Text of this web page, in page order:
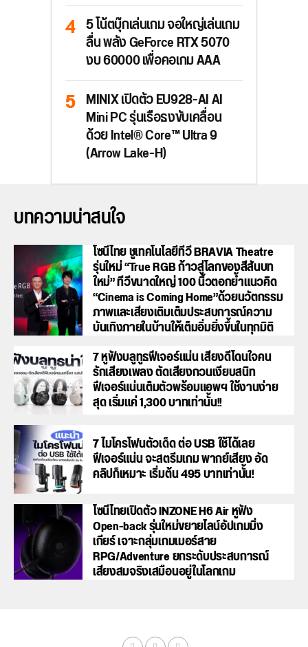
5 โน้ตบุ๊กเล่นเกม จอใหญ่เล่นเกม
ลื่น พลัง GeForce RTX 5070
งบ 60000 เพื่อคอเกม AAA
MINIX เปิดตัว EU928-AI AI
Mini PC รุ่นเรือธงขับเคลื่อน
ด้วย Intel® Core™ Ultra 9
(Arrow Lake-H)
บทความน่าสนใจ
โซนี่ไทย ชูเทคโนโลยีทีวี BRAVIA Theatre
รุ่นใหม่ “True RGB ก้าวสู่โลกของสีสันบท
ใหม่” ทีวีขนาดใหญ่ 100 นิ้วตอกย้ำแนวคิด
“Cinema is Coming Home”ด้วยนวัตกรรม
ภาพและเสียงเติมเต็มประสบการณ์ความ
บันเทิงภายในบ้านให้เต็มอิ่มยิ่งขึ้นในทุกมิติ
7 หูฟังบลูทูธฟีเจอร์แน่น เสียงดีโดนใจคน
รักเสียงเพลง ตัดเสียงกวนเงียบสนิท
ฟีเจอร์แน่นเต็มตัวพร้อมแอพฯ ใช้งานง่าย
สุด เริ่มแค่ 1,300 บาทเท่านั้น!!
7 ไมโครโฟนตัวเด็ด ต่อ USB ใช้ได้เลย
ฟีเจอร์แน่น จะสตรีมเกม พากย์เสียง อัด
คลิปก็เหมาะ เริ่มต้น 495 บาทเท่านั้น!
โซนี่ไทยเปิดตัว INZONE H6 Air หูฟัง
Open-back รุ่นใหม่ขยายไลน์อัปเกมมิ่ง
เกียร์ เจาะกลุ่มเกมเมอร์สาย
RPG/Adventure ยกระดับประสบการณ์
เสียงสมจริงเสมือนอยู่ในโลกเกม